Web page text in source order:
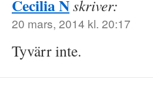
Cecilia Nskriver:
20 mars, 2014 kl. 20:17
Tyvärr inte.